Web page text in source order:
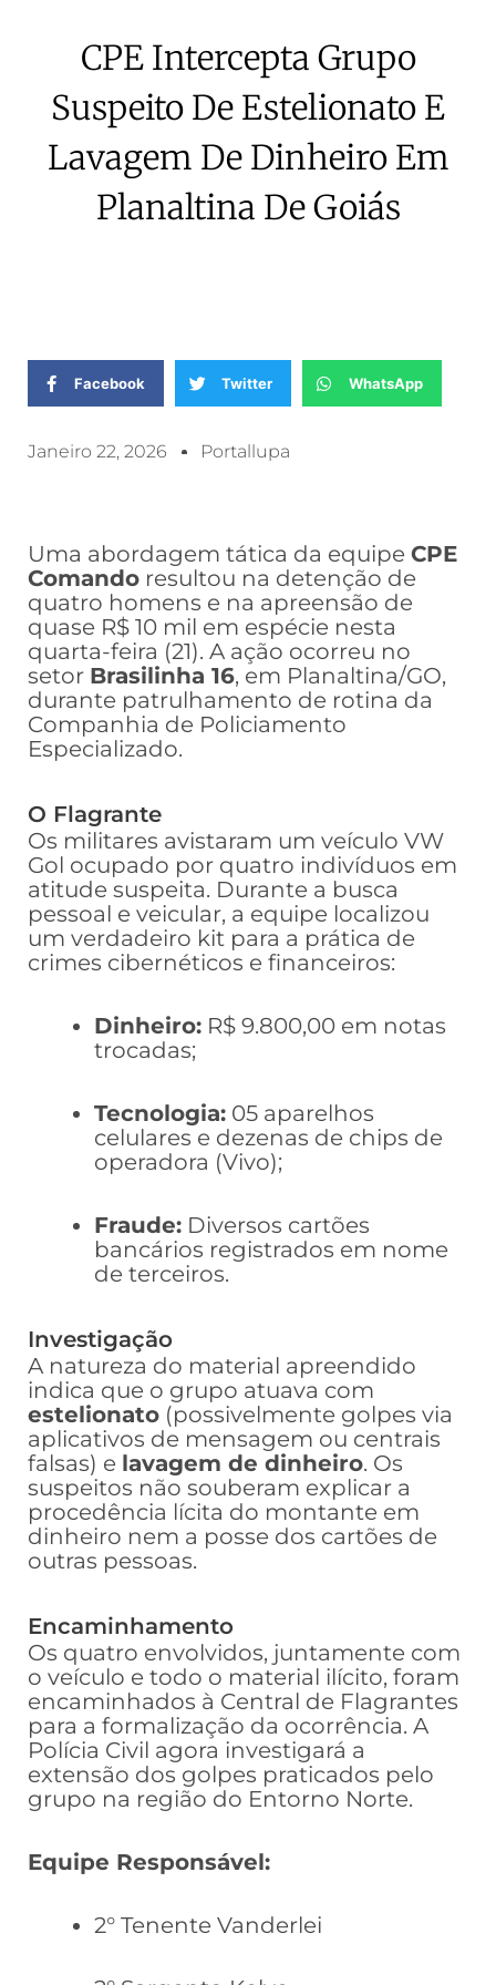
CPE Intercepta Grupo
Suspeito De Estelionato E
Lavagem De Dinheiro Em
Planaltina De Goiás
Facebook Twitter WhatsApp
Janeiro 22, 2026 Portallupa
Uma abordagem tática da equipe CPE
Comando resultou na detenção de
quatro homens e na apreensão de
quase R$ 10 mil em espécie nesta
quarta-feira (21). A ação ocorreu no
setor Brasilinha 16, em Planaltina/GO,
durante patrulhamento de rotina da
Companhia de Policiamento
Especializado.
O Flagrante
Os militares avistaram um veículo VW
Gol ocupado por quatro indivíduos em
atitude suspeita. Durante a busca
pessoal e veicular, a equipe localizou
um verdadeiro kit para a prática de
crimes cibernéticos e financeiros:
Dinheiro: R$ 9.800,00 em notas
trocadas;
Tecnologia: 05 aparelhos
celulares e dezenas de chips de
operadora (Vivo);
Fraude: Diversos cartões
bancários registrados em nome
de terceiros.
Investigação
A natureza do material apreendido
indica que o grupo atuava com
estelionato (possivelmente golpes via
aplicativos de mensagem ou centrais
falsas) e lavagem de dinheiro. Os
suspeitos não souberam explicar a
procedência lícita do montante em
dinheiro nem a posse dos cartões de
outras pessoas.
Encaminhamento
Os quatro envolvidos, juntamente com
o veículo e todo o material ilícito, foram
encaminhados à Central de Flagrantes
para a formalização da ocorrência. A
Polícia Civil agora investigará a
extensão dos golpes praticados pelo
grupo na região do Entorno Norte.
Equipe Responsável:
2° Tenente Vanderlei